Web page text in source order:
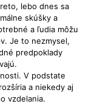
lebo dnes sa
skúšky a
a ľudia môžu
Je to nezmysel,
predpoklady
V podstate
a niekedy aj
vzdelania.